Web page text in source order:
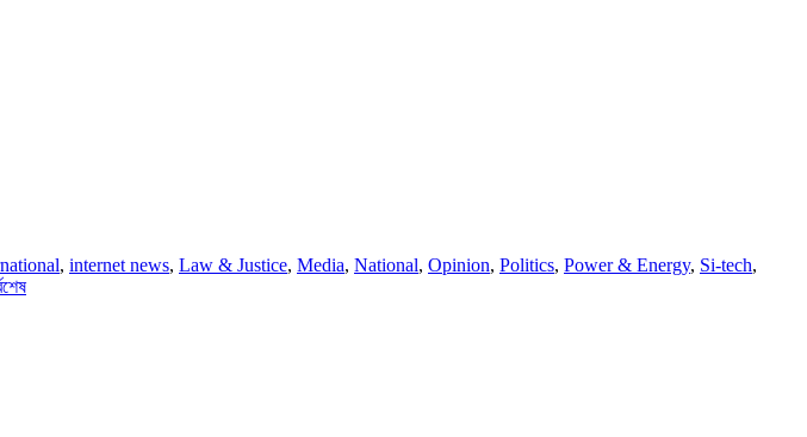
, internet news, Law & Justice, Media, National, Opinion, Politics, Power & Energy, Si-tech,